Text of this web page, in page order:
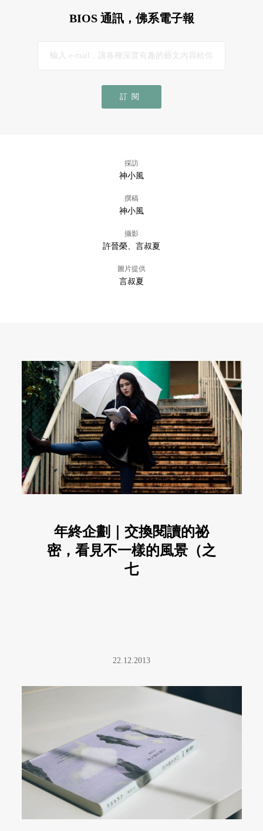
BIOS 通訊，佛系電子報
訂閱
採訪
神小風
撰稿
神小風
攝影
許晉榮、言叔夏
圖片提供
言叔夏
年終企劃｜交換閱讀的祕
密，看見不一樣的風景（之
七
22.12.2013